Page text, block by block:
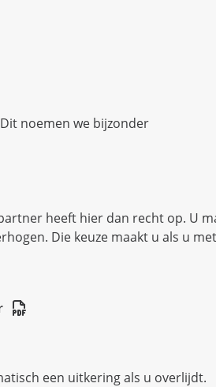
noemen we bijzonder
heeft hier dan recht op. U
Die keuze maakt u als u met
een uitkering als u overlijdt.